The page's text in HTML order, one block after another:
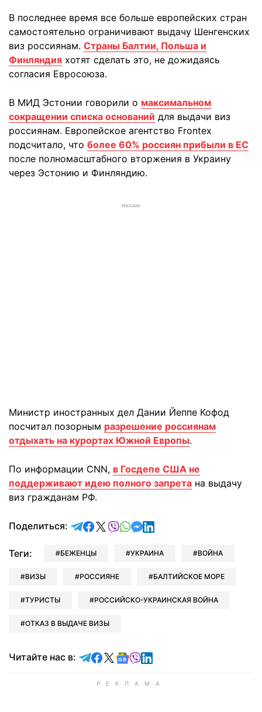
В последнее время все больше европейских стран
самостоятельно ограничивают выдачу Шенгенских
виз россиянам. Страны Балтии, Польша и
Финляндия хотят сделать это, не дожидаясь
согласия Евросоюза.
В МИД Эстонии говорили о максимальном
сокращении списка оснований для выдачи виз
россиянам. Европейское агентство Frontex
подсчитало, что более 60% россиян прибыли в ЕС
после полномасштабного вторжения в Украину
через Эстонию и Финляндию.
РЕКЛАМА
Министр иностранных дел Дании Йеппе Кофод
посчитал позорным разрешение россиянам
отдыхать на курортах Южной Европы.
По информации СNN, в Госдепе США не
поддерживают идею полного запрета на выдачу
виз гражданам РФ.
Поделиться: отправить в Telegram
поделиться в Facebook
поделиться в X
отправить в Viber
отправить в Whatsapp
отправить в Messenger
отправить в LinkedIn
Теги: БЕЖЕНЦЫ УКРАИНА ВОЙНА
ВИЗЫ РОССИЯНЕ БАЛТИЙСКОЕ МОРЕ
ТУРИСТЫ РОССИЙСКО-УКРАИНСКАЯ ВОЙНА
ОТКАЗ В ВЫДАЧЕ ВИЗЫ
Читайте нас в: Читайте в Telegram
Читайте в Facebook
Читайте в X
Читайте в Google news
Читайте в Viber
Читайте в LinkedIn